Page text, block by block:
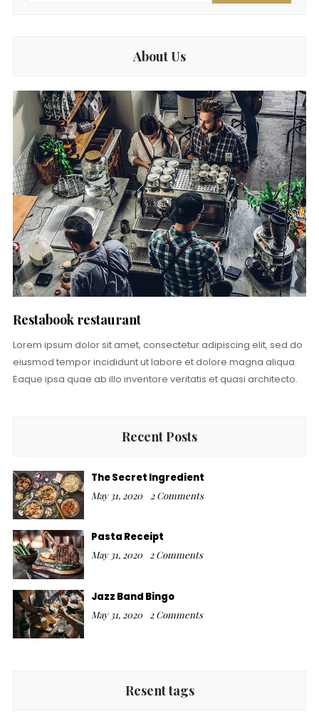
About Us
Restabook restaurant
Lorem ipsum dolor sit amet, consectetur adipiscing elit, sed do
eiusmod tempor incididunt ut labore et dolore magna aliqua.
Eaque ipsa quae ab illo inventore veritatis et quasi architecto.
Recent Posts
The Secret Ingredient
May 31, 2020 2 Comments
Pasta Receipt
May 31, 2020 2 Comments
Jazz Band Bingo
May 31, 2020 2 Comments
Resent tags